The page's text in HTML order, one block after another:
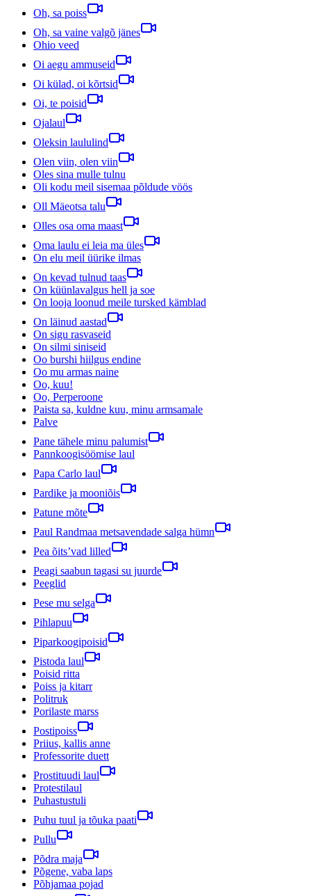
Oh, sa poiss
Oh, sa vaine valgõ jänes
Ohio veed
Oi aegu ammuseid
Oi külad, oi kõrtsid
Oi, te poisid
Ojalaul
Oleksin laululind
Olen viin, olen viin
Oles sina mulle tulnu
Oli kodu meil sisemaa põldude vöös
Oll Mäeotsa talu
Olles osa oma maast
Oma laulu ei leia ma üles
On elu meil üürike ilmas
On kevad tulnud taas
On küünlavalgus hell ja soe
On looja loonud meile tursked kämblad
On läinud aastad
On sigu rasvaseid
On silmi siniseid
Oo burshi hiilgus endine
Oo mu armas naine
Oo, kuu!
Oo, Perperoone
Paista sa, kuldne kuu, minu armsamale
Palve
Pane tähele minu palumist
Pannkoogisöömise laul
Papa Carlo laul
Pardike ja mooniõis
Patune mõte
Paul Randmaa metsavendade salga hümn
Pea õits’vad lilled
Peagi saabun tagasi su juurde
Peeglid
Pese mu selga
Pihlapuu
Piparkoogipoisid
Pistoda laul
Poisid ritta
Poiss ja kitarr
Politruk
Porilaste marss
Postipoiss
Priius, kallis anne
Professorite duett
Prostituudi laul
Protestilaul
Puhastustuli
Puhu tuul ja tõuka paati
Pullu
Põdra maja
Põgene, vaba laps
Põhjamaa pojad